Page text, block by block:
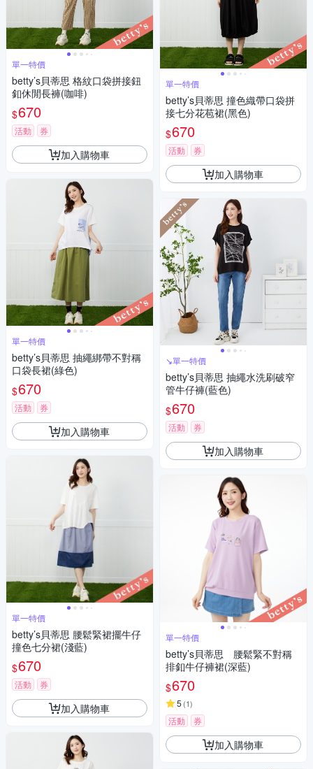
單一特價
betty’s貝蒂思 格紋口袋拼接鈕
釦休閒長褲(咖啡)
$670
活動 券
加入購物車
單一特價
betty’s貝蒂思 抽繩綁帶不對稱
口袋長裙(綠色)
$670
活動 券
加入購物車
單一特價
betty’s貝蒂思 腰鬆緊裙擺牛仔
撞色七分裙(淺藍)
$670
活動 券
加入購物車
單一特價
betty’s貝蒂思 撞色織帶口袋拼
接七分花苞裙(黑色)
$670
活動 券
加入購物車
↘單一特價
betty’s貝蒂思 抽繩水洗刷破窄
管牛仔褲(藍色)
$670
活動 券
加入購物車
單一特價
betty’s貝蒂思 腰鬆緊不對稱
排釦牛仔褲裙(深藍)
$670
5 (1)
活動 券
加入購物車